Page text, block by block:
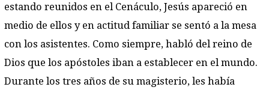
estando reunidos en el Cenáculo, Jesús apareció en
medio de ellos y en actitud familiar se sentó a la mesa
con los asistentes. Como siempre, habló del reino de
Dios que los apóstoles iban a establecer en el mundo.
Durante los tres años de su magisterio, les había